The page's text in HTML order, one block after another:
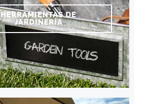
HERRAMIENTAS DE
JARDINERÍA